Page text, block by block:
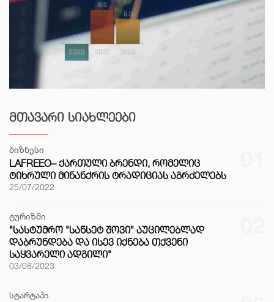
ᲛᲗᲐᲕᲐᲠᲘ ᲡᲘᲐᲮᲚᲔᲔᲑᲘ
ბიზნესი
LAFREEO– ᲥᲐᲠᲗᲣᲚᲘ ᲑᲠᲔᲜᲓᲘ, ᲠᲝᲛᲔᲚᲘᲪ
ᲢᲘᲮᲠᲣᲚᲘ ᲛᲘᲜᲐᲜᲥᲠᲘᲡ ᲢᲠᲐᲓᲘᲪᲘᲐᲡ ᲐᲒᲠᲫᲔᲚᲔᲑᲡ
25/07/2022
ტურიზმი
"ᲡᲐᲡᲢᲣᲛᲠᲝ "ᲡᲐᲜᲡᲔᲢ ᲨᲝᲕᲘ" ᲐᲣᲪᲘᲚᲔᲑᲚᲐᲓ
ᲓᲐᲑᲠᲣᲜᲓᲔᲑᲐ ᲓᲐ ᲘᲡᲔᲕ ᲘᲥᲜᲔᲑᲐ ᲗᲥᲕᲔᲜᲘ
ᲡᲐᲧᲕᲐᲠᲔᲚᲘ ᲐᲓᲒᲘᲚᲘ"
03/08/2023
სტარტაპი